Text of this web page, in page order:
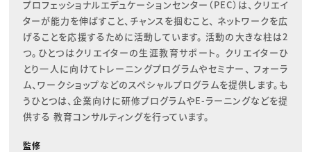
プロフェッショナルエデュケーションセンター（PEC）は、クリエイ
ターが能力を伸ばすこと、チャンスを掴むこと、 ネットワークを広
げることを応援するために活動しています。 活動の大きな柱は2
つ。ひとつはクリエイターの生涯教育サポート。 クリエイターひ
とり一人に向けてトレーニングプログラムやセミナー、 フォーラ
ム、ワークショップなどのスペシャルプログラムを提供します。も
うひとつは、企業向けに研修プログラムやE-ラーニングなどを提
供する 教育コンサルティングを行っています。
監修